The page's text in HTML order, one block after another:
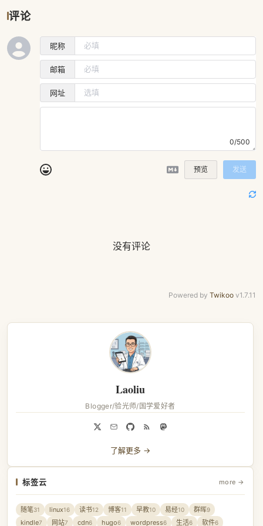
评论
昵称
邮箱
网址
0/500
预览 发送
没有评论
Powered by Twikoo v1.7.11
Laoliu
Blogger/验光师/国学爱好者
了解更多 →
标签云 more →
随笔31 linux16 读书12 博客11 早教10 易经10 群晖9
kindle7 网站7 cdn6 hugo6 wordpress6 生活6 软件6